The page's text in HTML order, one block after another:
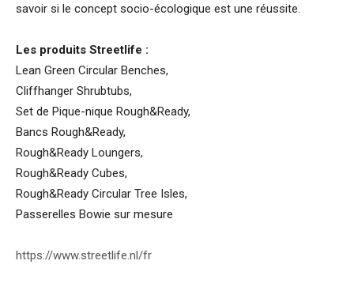
savoir si le concept socio-écologique est une réussite.
Les produits Streetlife :
Lean Green Circular Benches,
Cliffhanger Shrubtubs,
Set de Pique-nique Rough&Ready,
Bancs Rough&Ready,
Rough&Ready Loungers,
Rough&Ready Cubes,
Rough&Ready Circular Tree Isles,
Passerelles Bowie sur mesure
https://www.streetlife.nl/fr